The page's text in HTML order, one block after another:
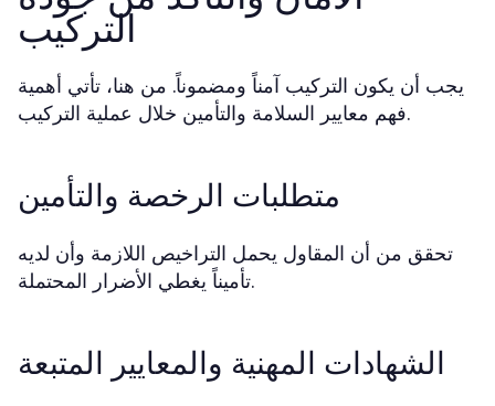
التركيب
يجب أن يكون التركيب آمناً ومضموناً. من هنا، تأتي أهمية
فهم معايير السلامة والتأمين خلال عملية التركيب.
متطلبات الرخصة والتأمين
تحقق من أن المقاول يحمل التراخيص اللازمة وأن لديه
تأميناً يغطي الأضرار المحتملة.
الشهادات المهنية والمعايير المتبعة